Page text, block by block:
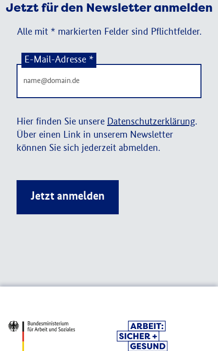
Jetzt für den Newsletter anmelden
Alle mit * markierten Felder sind Pflichtfelder.
E-Mail-Adresse *
Hier finden Sie unsere Datenschutzerklärung.
Über einen Link in unserem Newsletter
können Sie sich jederzeit abmelden.
Jetzt anmelden